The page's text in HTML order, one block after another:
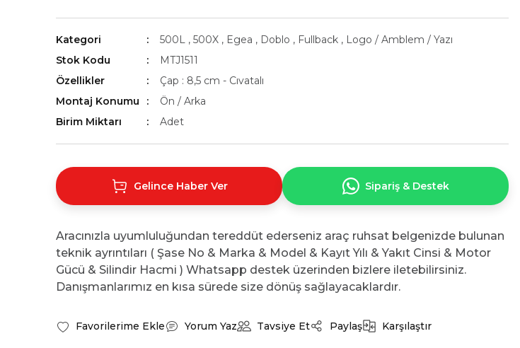
Kategori 500L , 500X , Egea , Doblo , Fullback , Logo / Amblem / Yazı
Stok Kodu
MTJ1511
Özellikler
Çap : 8,5 cm - Cıvatalı
Montaj Konumu
Ön / Arka
Birim Miktarı
Adet
Gelince Haber Ver Sipariş & Destek
Aracınızla uyumluluğundan tereddüt ederseniz araç ruhsat belgenizde bulunan
teknik ayrıntıları ( Şase No & Marka & Model & Kayıt Yılı & Yakıt Cinsi & Motor
Gücü & Silindir Hacmi ) Whatsapp destek üzerinden bizlere iletebilirsiniz.
Danışmanlarımız en kısa sürede size dönüş sağlayacaklardır.
Yorum Yaz Tavsiye Et Paylaş Karşılaştır